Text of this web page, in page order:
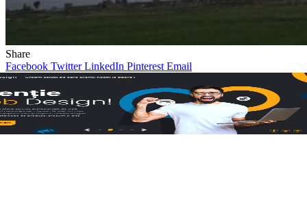
Share
Facebook Twitter LinkedIn Pinterest Email